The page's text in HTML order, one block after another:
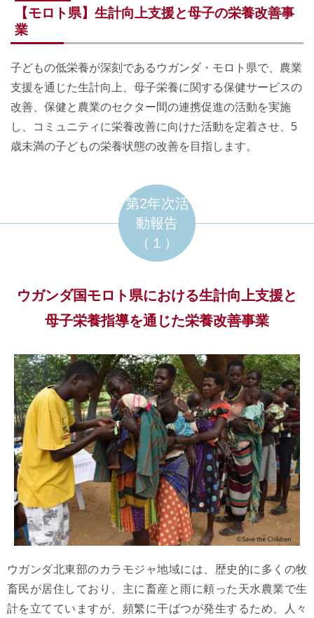
【モロト県】生計向上支援と母子の栄養改善事
業
子どもの低栄養が深刻であるウガンダ・モロト県で、農業
支援を通じた生計向上、母子栄養に関する保健サービスの
改善、保健と農業のセクター間の連携促進の活動を実施
し、コミュニティに栄養改善に向けた活動を定着させ、5
歳未満の子どもの栄養状態の改善を目指します。
第2年次活
動報告
（１）
ウガンダ国モロト県における生計向上支援と
母子栄養指導を通じた栄養改善事業
ウガンダ北東部のカラモジャ地域には、歴史的に多くの牧
畜民が居住しており、主に畜産と雨に頼った天水農業で生
計を立てていますが、頻繁に干ばつが発生するため、人々